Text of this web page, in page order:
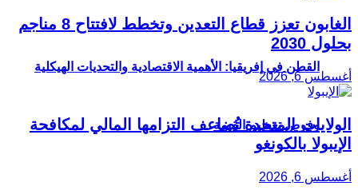
القطن في إفريقيا: الأهمية الاقتصادية والتحديات الهيكلية
وفرص تعظيم القيمة
الغابون تعزز قطاع التعدين وتخطط لافتتاح 8 مناجم
بحلول 2030
أغسطس 6, 2026
الولايات المتحدة تُضاعف التزامها المالي لمكافحة
الإيبولا بالكونغو
أغسطس 6, 2026